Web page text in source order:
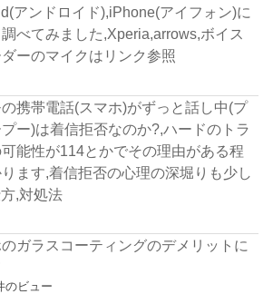
アンドロイド),iPhone(アイフォン)に
べてみました,Xperia,arrows,ボイス
ーのマイクはリンク参照
の携帯電話(スマホ)がずっと話し中(プ
ー)は着信拒否なのか?,ハードのトラ
能性が114とかでその理由がある程
ます,着信拒否の心理の深堀りも少し
,対処法
ガラスコーティングのデメリットに
のビュー